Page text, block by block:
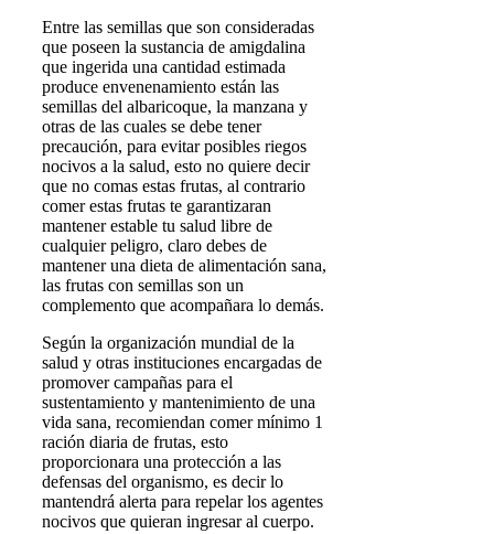
Entre las semillas que son consideradas
que poseen la sustancia de amigdalina
que ingerida una cantidad estimada
produce envenenamiento están las
semillas del albaricoque, la manzana y
otras de las cuales se debe tener
precaución, para evitar posibles riegos
nocivos a la salud, esto no quiere decir
que no comas estas frutas, al contrario
comer estas frutas te garantizaran
mantener estable tu salud libre de
cualquier peligro, claro debes de
mantener una dieta de alimentación sana,
las frutas con semillas son un
complemento que acompañara lo demás.
Según la organización mundial de la
salud y otras instituciones encargadas de
promover campañas para el
sustentamiento y mantenimiento de una
vida sana, recomiendan comer mínimo 1
ración diaria de frutas, esto
proporcionara una protección a las
defensas del organismo, es decir lo
mantendrá alerta para repelar los agentes
nocivos que quieran ingresar al cuerpo.